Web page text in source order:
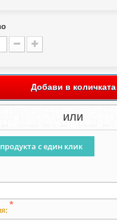
Добави в количката
или
с един клик
*